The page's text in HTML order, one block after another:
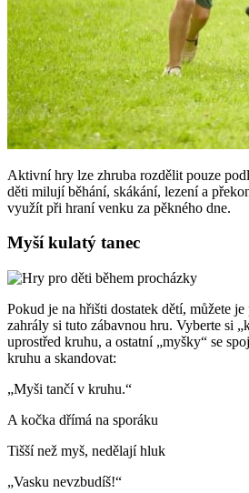
Aktivní hry lze zhruba rozdělit pouze
děti milují běhání, skákání, lezení a
využít při hraní venku za pěkného dne.
Myší kulatý tanec
Pokud je na hřišti dostatek dětí, můžete
zahrály si tuto zábavnou hru. Vyberte si
uprostřed kruhu, a ostatní „myšky“ se
kruhu a skandovat:
„Myši tančí v kruhu.“
A kočka dřímá na sporáku
Tišší než myš, nedělají hluk
„Vasku nevzbudíš!“